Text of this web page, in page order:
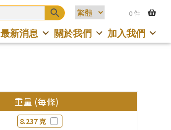
0 件
最新消息 關於我們 加入我們
重量 (每條)
8.237 克